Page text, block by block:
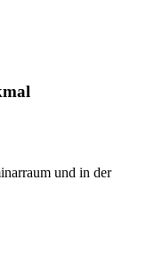
und in der